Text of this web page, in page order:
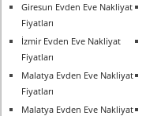
Giresun Evden Eve Nakliyat
Fiyatları
İzmir Evden Eve Nakliyat
Fiyatları
Malatya Evden Eve Nakliyat
Fiyatları
Malatya Evden Eve Nakliyat